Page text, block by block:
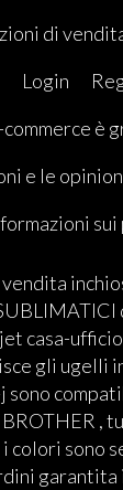
di
Login
è
e le
vendita
casa-
gli ugelli
sono
BROTHER ,
colori sono
garantita